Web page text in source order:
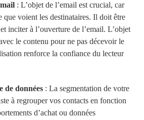
: L’objet de l’email est crucial, car
que voient les destinataires. Il doit être
inciter à l’ouverture de l’email. L’objet
le contenu pour ne pas décevoir le
renforce la confiance du lecteur
de données : La segmentation de votre
à regrouper vos contacts en fonction
d’achat ou données